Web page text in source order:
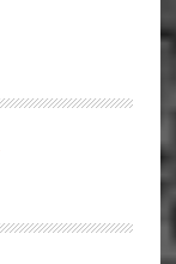
spännande
kan